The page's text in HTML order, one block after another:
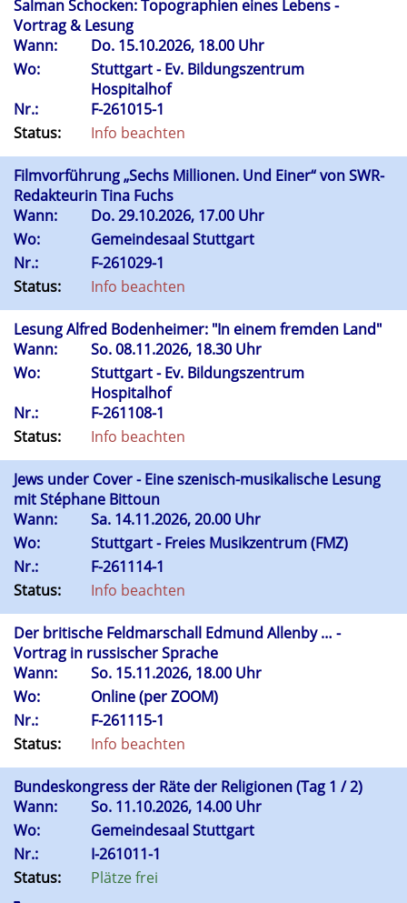
Salman Schocken: Topographien eines Lebens -
Vortrag & Lesung
Wann:
Do. 15.10.2026, 18.00 Uhr
Wo:
Stuttgart - Ev. Bildungszentrum
Hospitalhof
Nr.:
F-261015-1
Status:
Info beachten
Filmvorführung „Sechs Millionen. Und Einer“ von SWR-
Redakteurin Tina Fuchs
Wann:
Do.29.10.2026, 17.00 Uhr
Wo:
Gemeindesaal Stuttgart
Nr.:
F-261029-1
Status:
Info beachten
Lesung Alfred Bodenheimer: "In einem fremden Land"
Wann:
So.08.11.2026, 18.30 Uhr
Wo:
Stuttgart - Ev. Bildungszentrum
Hospitalhof
Nr.:
F-261108-1
Status:
Info beachten
Jews under Cover - Eine szenisch-musikalische Lesung
mit Stéphane Bittoun
Wann:
Sa. 14.11.2026, 20.00 Uhr
Wo:
Stuttgart - Freies Musikzentrum (FMZ)
Nr.:
F-261114-1
Status:
Info beachten
Der britische Feldmarschall Edmund Allenby … -
Vortrag in russischer Sprache
Wann:
So. 15.11.2026, 18.00 Uhr
Wo:
Online (per ZOOM)
Nr.:
F-261115-1
Status:
Info beachten
Bundeskongress der Räte der Religionen (Tag 1 / 2)
Wann:
So. 11.10.2026, 14.00 Uhr
Wo:
Gemeindesaal Stuttgart
Nr.:
I-261011-1
Status:
Plätze frei